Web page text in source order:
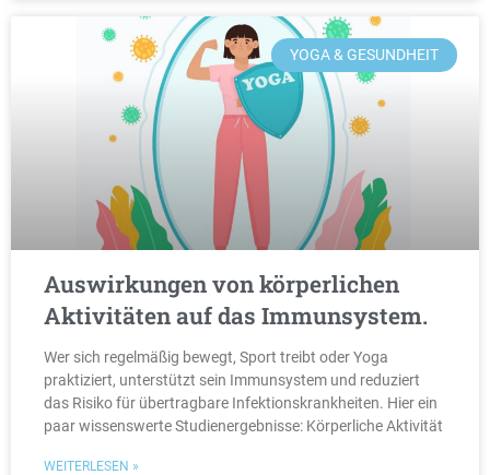
YOGA & GESUNDHEIT
Auswirkungen von körperlichen
Aktivitäten auf das Immunsystem.
Wer sich regelmäßig bewegt, Sport treibt oder Yoga
praktiziert, unterstützt sein Immunsystem und reduziert
das Risiko für übertragbare Infektionskrankheiten. Hier ein
paar wissenswerte Studienergebnisse: Körperliche Aktivität
WEITERLESEN »